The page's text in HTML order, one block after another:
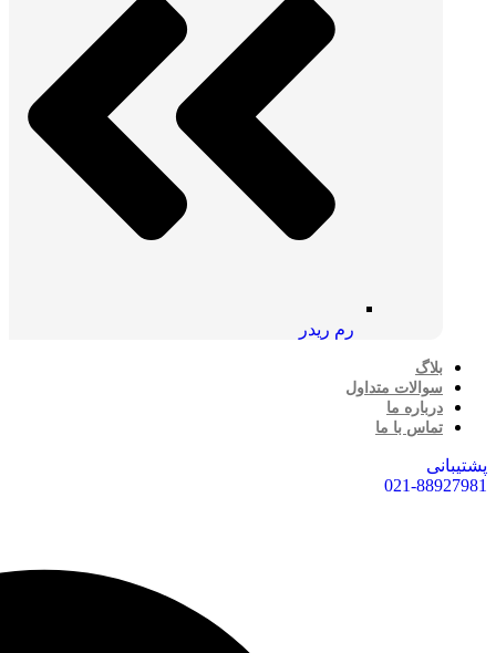
رم ریدر
بلاگ
سوالات متداول
درباره ما
تماس با ما
پشتیبانی
021-88927981